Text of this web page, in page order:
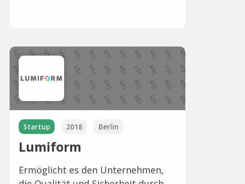
Startup 2018 Berlin
Lumiform
Ermöglicht es den Unternehmen,